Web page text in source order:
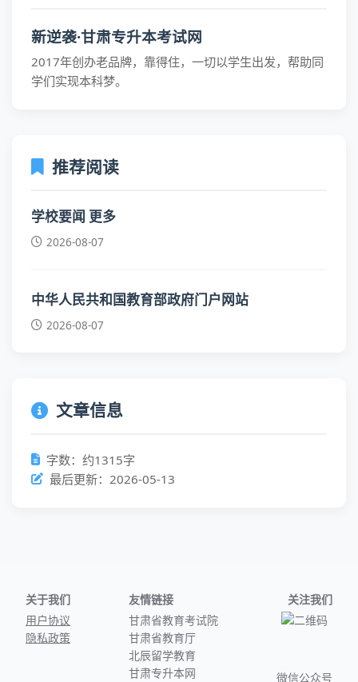
新逆袭·甘肃专升本考试网
2017年创办老品牌，靠得住，一切以学生出发，帮助同
学们实现本科梦。
推荐阅读
学校要闻 更多
2026-08-07
中华人民共和国教育部政府门户网站
2026-08-07
文章信息
字数：约1315字
最后更新：2026-05-13
关于我们
用户协议
隐私政策
友情链接
甘肃省教育考试院
甘肃省教育厅
北辰留学教育
甘肃专升本网
关注我们
微信公众号